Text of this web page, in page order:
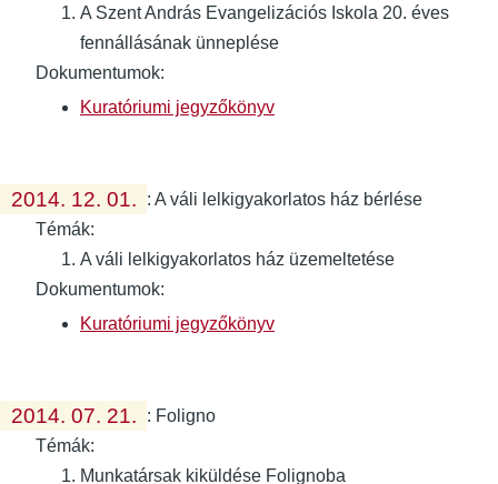
A Szent András Evangelizációs Iskola 20. éves
fennállásának ünneplése
Dokumentumok:
Kuratóriumi jegyzőkönyv
2014. 12. 01. :A váli lelkigyakorlatos ház bérlése
Témák:
A váli lelkigyakorlatos ház üzemeltetése
Dokumentumok:
Kuratóriumi jegyzőkönyv
2014. 07. 21. : Foligno
Témák:
Munkatársak kiküldése Folignoba